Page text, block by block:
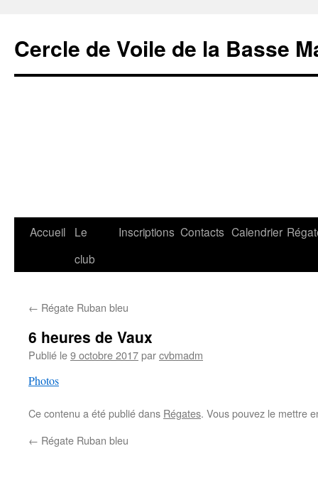
Cercle de Voile de la Basse
Aller
Accueil
Le
club
Inscriptions Contacts Calendrier
← Régate Ruban bleu
6 heures de Vaux
Publié le9 octobre 2017parcvbmadm
Photos
Ce contenu a été publié dans Régates. Vous pouvez le mettre
← Régate Ruban bleu